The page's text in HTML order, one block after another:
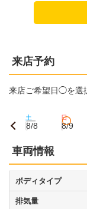
来店予約
来店ご希望日◯を選
土
8/8
日
8/9
車両情報
ボディタイプ
排気量